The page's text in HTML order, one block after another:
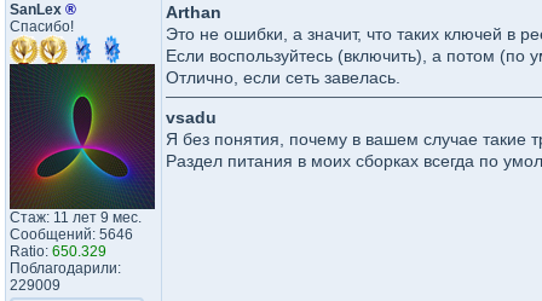
SanLex ®
Спасибо!
Стаж: 11 лет 9 мес.
Сообщений: 5646
Ratio: 650.329
Поблагодарили:
229009
Arthan
Это не ошибки, а значит, что таких ключей в
Если воспользуйтесь (включить), а потом (по
Отлично, если сеть завелась.
vsadu
Я без понятия, почему в вашем случае такие
Раздел питания в моих сборках всегда по